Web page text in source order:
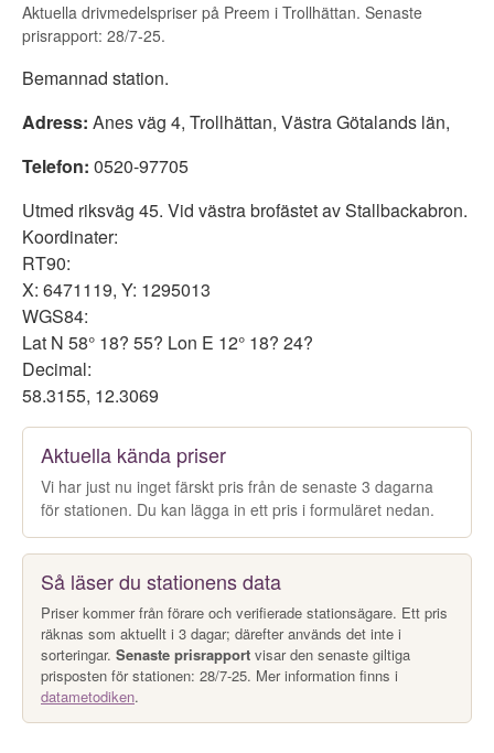
Aktuella drivmedelspriser på Preem i Trollhättan. Senaste
prisrapport: 28/7-25.
Bemannad station.
Adress: Anes väg 4, Trollhättan, Västra Götalands län,
Telefon: 0520-97705
Utmed riksväg 45. Vid västra brofästet av Stallbackabron.
Koordinater:
RT90:
X: 6471119, Y: 1295013
WGS84:
Lat N 58° 18? 55? Lon E 12° 18? 24?
Decimal:
58.3155, 12.3069
Aktuella kända priser
Vi har just nu inget färskt pris från de senaste 3 dagarna
för stationen. Du kan lägga in ett pris i formuläret nedan.
Så läser du stationens data
Priser kommer från förare och verifierade stationsägare. Ett pris
räknas som aktuellt i 3 dagar; därefter används det inte i
sorteringar. Senaste prisrapport visar den senaste giltiga
prisposten för stationen: 28/7-25. Mer information finns i
datametodiken.